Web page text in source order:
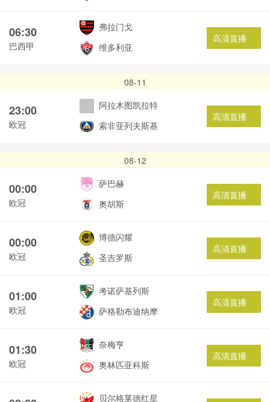
06:30
巴西甲
弗拉门戈
维多利亚
高清直播
08-11
23:00
欧冠
阿拉木图凯拉特
索非亚列夫斯基
高清直播
08-12
00:00
欧冠
萨巴赫
奥胡斯
高清直播
00:00
欧冠
博德闪耀
圣吉罗斯
高清直播
01:00
欧冠
考诺萨基列斯
萨格勒布迪纳摩
高清直播
01:30
欧冠
奈梅亨
奥林匹亚科斯
高清直播
贝尔格莱德红星